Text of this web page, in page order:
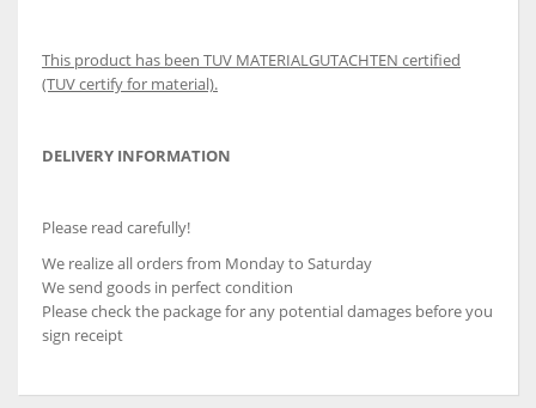
This product has been TUV MATERIALGUTACHTEN certified
(TUV certify for material).
DELIVERY INFORMATION
Please read carefully!
We realize all orders from Monday to Saturday
We send goods in perfect condition
Please check the package for any potential damages before you
sign receipt